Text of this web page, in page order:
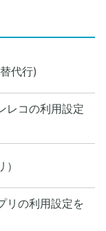
代行)
レコの利用設定
リの利用設定を